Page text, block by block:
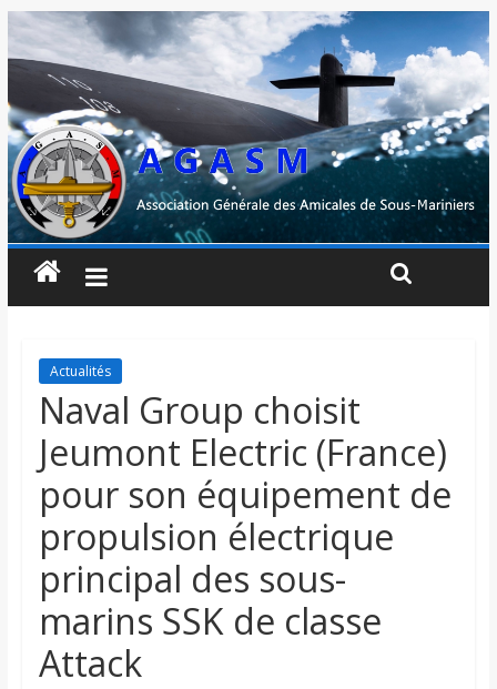
Actualités
Naval Group choisit
Jeumont Electric (France)
pour son équipement de
propulsion électrique
principal des sous-
marins SSK de classe
Attack